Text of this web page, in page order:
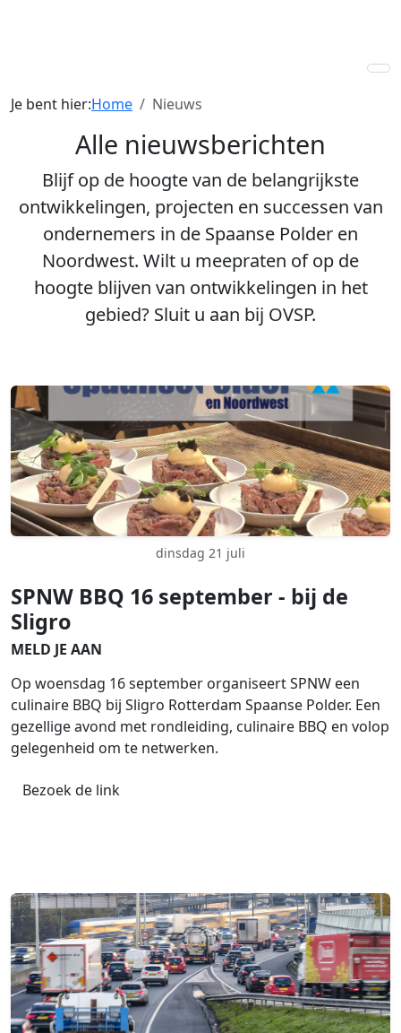
Je bent hier:Home Nieuws
Alle nieuwsberichten
Blijf op de hoogte van de belangrijkste
ontwikkelingen, projecten en successen van
ondernemers in de Spaanse Polder en
Noordwest. Wilt u meepraten of op de
hoogte blijven van ontwikkelingen in het
gebied? Sluit u aan bij OVSP.
dinsdag 21 juli
SPNW BBQ 16 september - bij de
Sligro
MELD JE AAN
Op woensdag 16 september organiseert SPNW een
culinaire BBQ bij Sligro Rotterdam Spaanse Polder. Een
gezellige avond met rondleiding, culinaire BBQ en volop
gelegenheid om te netwerken.
Bezoek de link